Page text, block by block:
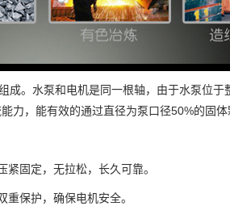
成。水泵和电机是同一根轴，由于水泵位
力，能有效的通过直径为泵口径50%的固体
固定，无拉松，长久可靠。
保护，确保电机安全。